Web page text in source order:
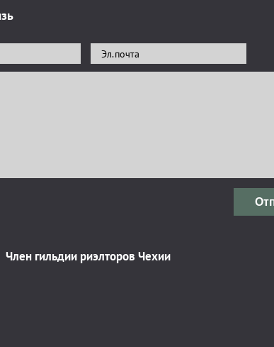
Член гильдии риэлторов Чехии